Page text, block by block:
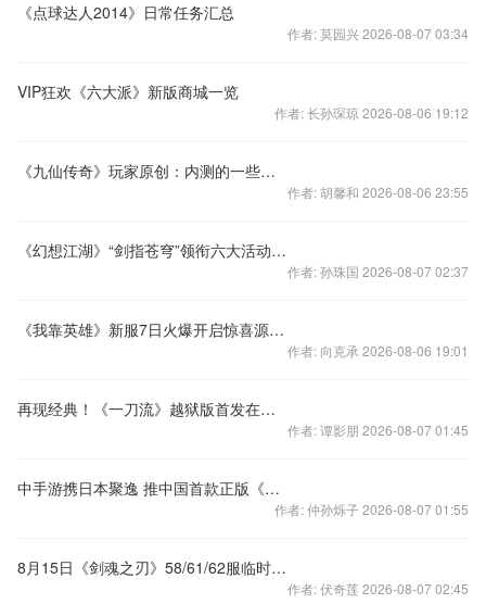
《点球达人2014》日常任务汇总
作者: 莫园兴 2026-08-07 03:34
VIP狂欢《六大派》新版商城一览
作者: 长孙琛琼 2026-08-06 19:12
《九仙传奇》玩家原创：内测的一些建议
作者: 胡馨和 2026-08-06 23:55
《幻想江湖》“剑指苍穹”领衔六大活动来袭
作者: 孙珠国 2026-08-07 02:37
《我靠英雄》新服7日火爆开启惊喜源源不断
作者: 向克承 2026-08-06 19:01
再现经典！《一刀流》越狱版首发在即！
作者: 谭影朋 2026-08-07 01:45
中手游携日本聚逸 推中国首款正版《火影忍者》手游
作者: 仲孙烁子 2026-08-07 01:55
8月15日《剑魂之刃》58/61/62服临时维护&补偿公告
作者: 伏奇莲 2026-08-07 02:45